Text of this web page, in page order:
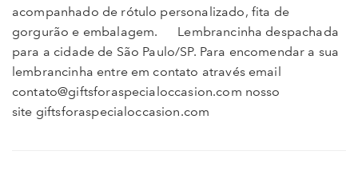
acompanhado de rótulo personalizado, fita de
gorgurão e embalagem. Lembrancinha despachada
para a cidade de São Paulo/SP. Para encomendar a sua
lembrancinha entre em contato através email
contato@giftsforaspecialoccasion.com nosso
site giftsforaspecialoccasion.com